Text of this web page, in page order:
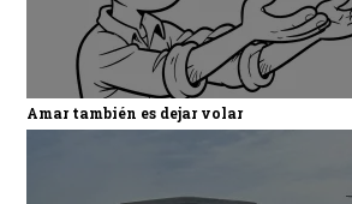
Amar también es dejar volar